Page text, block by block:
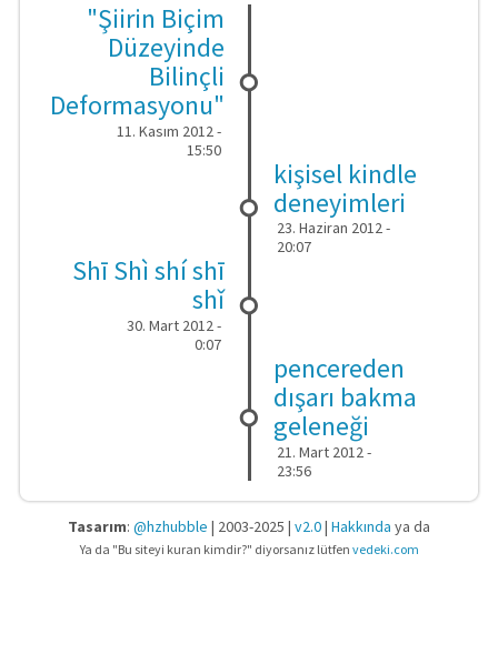
"Şiirin Biçim
Düzeyinde
Bilinçli
Deformasyonu"
11. Kasım 2012 -
15:50
kişisel kindle
deneyimleri
23. Haziran 2012 -
20:07
Shī Shì shí shī
shǐ
30. Mart 2012 -
0:07
pencereden
dışarı bakma
geleneği
21. Mart 2012 -
23:56
Tasarım: @hzhubble | 2003-2025 | v2.0| Hakkında ya da
Ya da "Bu siteyi kuran kimdir?" diyorsanız lütfen vedeki.com